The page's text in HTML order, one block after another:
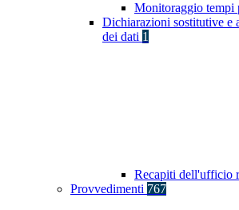
Monitoraggio tempi
Dichiarazioni sostitutive e
dei dati 1
Recapiti dell'ufficio
Provvedimenti 767